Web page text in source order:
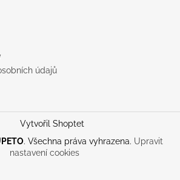
údajů
Vytvořil Shoptet
. Všechna práva vyhrazena. Upravit
nastavení cookies